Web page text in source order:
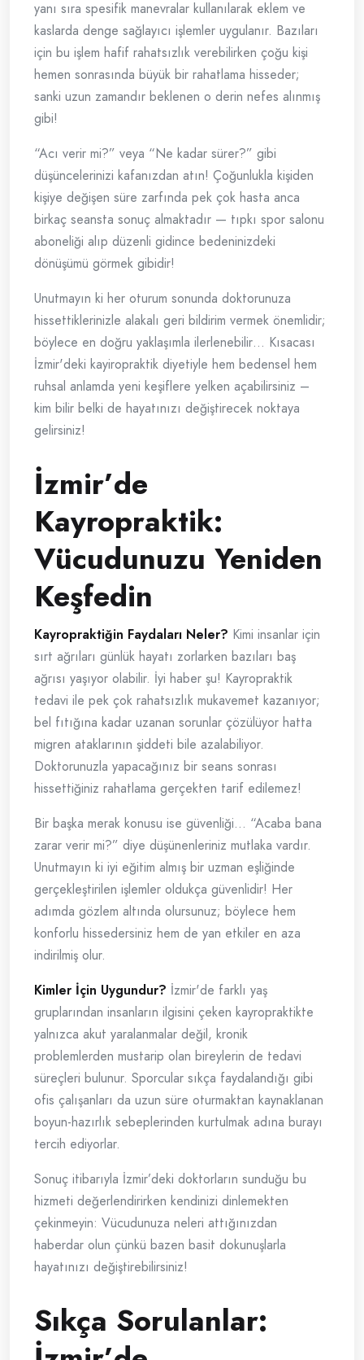
yanı sıra spesifik manevralar kullanılarak eklem ve
kaslarda denge sağlayıcı işlemler uygulanır. Bazıları
için bu işlem hafif rahatsızlık verebilirken çoğu kişi
hemen sonrasında büyük bir rahatlama hisseder;
sanki uzun zamandır beklenen o derin nefes alınmış
gibi!
“Acı verir mi?” veya “Ne kadar sürer?” gibi
düşüncelerinizi kafanızdan atın! Çoğunlukla kişiden
kişiye değişen süre zarfında pek çok hasta anca
birkaç seansta sonuç almaktadır — tıpkı spor salonu
aboneliği alıp düzenli gidince bedeninizdeki
dönüşümü görmek gibidir!
Unutmayın ki her oturum sonunda doktorunuza
hissettiklerinizle alakalı geri bildirim vermek önemlidir;
böylece en doğru yaklaşımla ilerlenebilir… Kısacası
İzmir'deki kayiropraktik diyetiyle hem bedensel hem
ruhsal anlamda yeni keşiflere yelken açabilirsiniz –
kim bilir belki de hayatınızı değiştirecek noktaya
gelirsiniz!
İzmir’de
Kayropraktik:
Vücudunuzu Yeniden
Keşfedin
Kayropraktiğin Faydaları Neler? Kimi insanlar için
sırt ağrıları günlük hayatı zorlarken bazıları baş
ağrısı yaşıyor olabilir. İyi haber şu! Kayropraktik
tedavi ile pek çok rahatsızlık mukavemet kazanıyor;
bel fıtığına kadar uzanan sorunlar çözülüyor hatta
migren ataklarının şiddeti bile azalabiliyor.
Doktorunuzla yapacağınız bir seans sonrası
hissettiğiniz rahatlama gerçekten tarif edilemez!
Bir başka merak konusu ise güvenliği… “Acaba bana
zarar verir mi?” diye düşünenleriniz mutlaka vardır.
Unutmayın ki iyi eğitim almış bir uzman eşliğinde
gerçekleştirilen işlemler oldukça güvenlidir! Her
adımda gözlem altında olursunuz; böylece hem
konforlu hissedersiniz hem de yan etkiler en aza
indirilmiş olur.
Kimler İçin Uygundur? İzmir'de farklı yaş
gruplarından insanların ilgisini çeken kayropraktikte
yalnızca akut yaralanmalar değil, kronik
problemlerden mustarip olan bireylerin de tedavi
süreçleri bulunur. Sporcular sıkça faydalandığı gibi
ofis çalışanları da uzun süre oturmaktan kaynaklanan
boyun-hazırlık sebeplerinden kurtulmak adına burayı
tercih ediyorlar.
Sonuç itibarıyla İzmir’deki doktorların sunduğu bu
hizmeti değerlendirirken kendinizi dinlemekten
çekinmeyin: Vücudunuza neleri attığınızdan
haberdar olun çünkü bazen basit dokunuşlarla
hayatınızı değiştirebilirsiniz!
Sıkça Sorulanlar: